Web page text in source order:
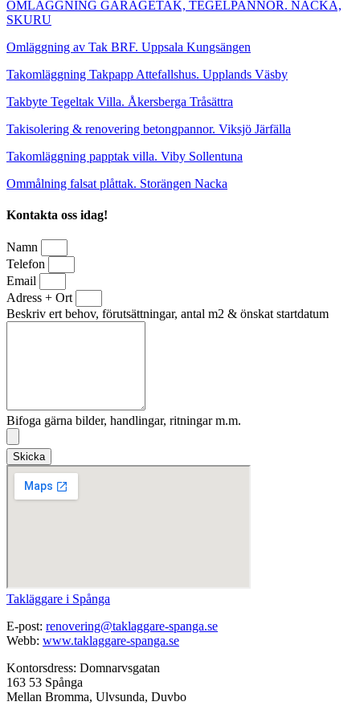
OMLÄGGNING GARAGETAK, TEGELPANNOR. NACKA,
SKURU
Omläggning av Tak BRF. Uppsala Kungsängen
Takomläggning Takpapp Attefallshus. Upplands Väsby
Takbyte Tegeltak Villa. Åkersberga Tråsättra
Takisolering & renovering betongpannor. Viksjö Järfälla
Takomläggning papptak villa. Viby Sollentuna
Ommålning falsat plåttak. Storängen Nacka
Kontakta oss idag!
Namn
Telefon
Email
Adress + Ort
Beskriv ert behov, förutsättningar, antal m2 & önskat startdatum
Bifoga gärna bilder, handlingar, ritningar m.m.
Skicka
Takläggare i Spånga
E-post: renovering@taklaggare-spanga.se
Webb: www.taklaggare-spanga.se
Kontorsdress: Domnarvsgatan
163 53 Spånga
Mellan Bromma, Ulvsunda, Duvbo